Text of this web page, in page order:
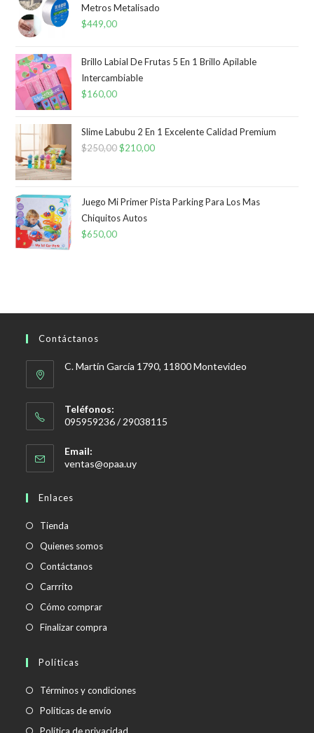
Metros Metalisado
$449,00
Brillo Labial De Frutas 5 En 1 Brillo Apilable
Intercambiable
$160,00
Slime Labubu 2 En 1 Excelente Calidad Premium
$250,00El
era:
$250,00.
$210,00El
es:
Juego Mi Primer Pista Parking Para Los Mas
Chiquitos Autos
$650,00
Contáctanos
C. Martín García 1790, 11800 Montevideo
Teléfonos:
095959236 / 29038115
Email:
ventas@opaa.uySe
Enlaces
Tienda
Quienes somos
Contáctanos
Carrrito
Cómo comprar
Finalizar compra
Políticas
Términos y condicionesSe
Políticas de envío
abre
Política de privacidad